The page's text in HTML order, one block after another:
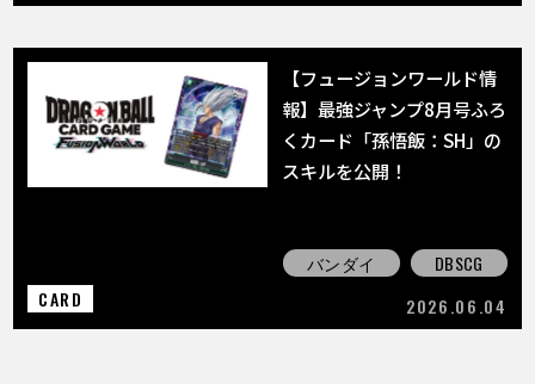
【フュージョンワールド情
報】最強ジャンプ8月号ふろ
くカード「孫悟飯：SH」の
スキルを公開！
バンダイ
DBSCG
CARD
2026.06.04